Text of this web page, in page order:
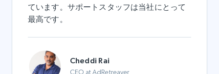
ています。 サポート スタッフは当社にとって
最高です。
Cheddi Rai
CEO at AdRetreaver